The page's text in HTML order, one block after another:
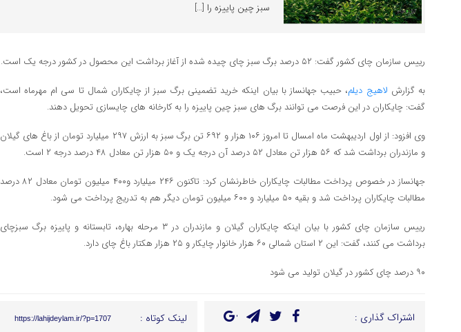
سبز چین پاییزه را […]
رییس سازمان چای کشور گفت: ۵۲ درصد برگ سبز چای چیده شده از آغاز برداشت این محصول در کشور درجه یک است.
به گزارش لاهیج دیلم، حبیب جهانساز با بیان اینکه خرید تضمینی برگ سبز از چایکاران شمال تا سی ام مهرماه است،
گفت: چایکاران در این فرصت می توانند برگ های سبز چین پاییزه را به کارخانه های چایسازی تحویل دهند.
وی افزود: از اول اردیبهشت ماه امسال تا امروز ۱۰۶ هزار و ۶۹۲ تن برگ سبز به ارزش ۲۹۷ میلیارد تومان از باغ های گیلان
و مازندران برداشت شد که ۵۶ هزار تن معادل ۵۲ درصد آن درجه یک و ۵۰ هزار تن معادل ۴۸ درصد درجه ۲ است.
جهانساز در خصوص پرداخت مطالبات چایکاران خاطرنشان کرد: تاکنون ۲۴۶ میلیارد و۴۰۰ میلیون تومان معادل ۸۲ درصد
مطالبات چایکاران پرداخت شد و بقیه ۵۰ میلیارد و ۶۰۰ میلیون تومان دیگر هم به تدریج پرداخت می شود.
رییس سازمان چای کشور با بیان اینکه چایکاران گیلان و مازندران در ۳ مرحله بهاره، تابستانه و پاییزه برگ سبزچای
برداشت می کنند، گفت: این ۲ استان شمالی ۶۰ هزار خانوار چایکار و ۲۵ هزار هکتار باغ چای دارد.
۹۰ درصد چای کشور در گیلان تولید می شود
اشتراک گذاری : لینک کوتاه : https://lahijdeylam.ir/?p=1707